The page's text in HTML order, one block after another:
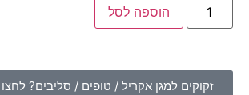
הוספה לסל
זקוקים למגן אקריל / טופים / סליבים? לחצו